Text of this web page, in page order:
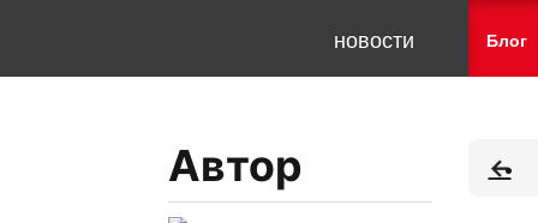
новости Блог
Автор